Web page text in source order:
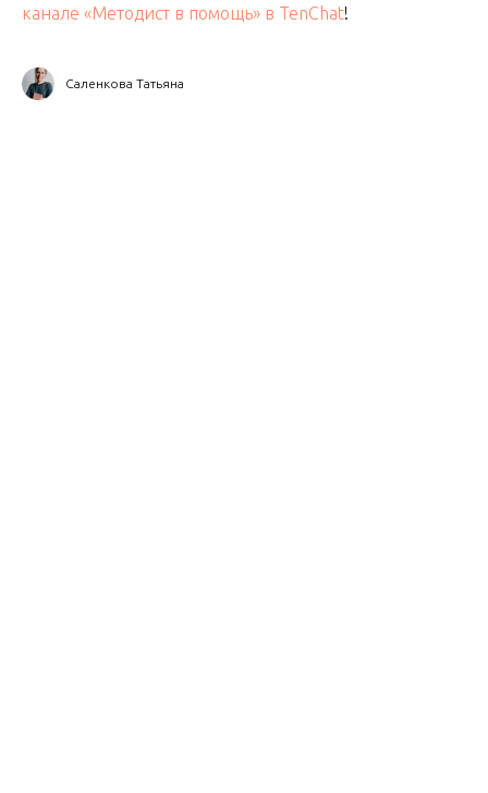
канале «Методист в помощь» в TenChat!
Саленкова Татьяна